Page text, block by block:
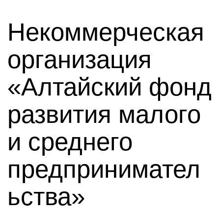
Некоммерческая
организация
«Алтайский фонд
развития малого
и среднего
предпринимател
ьства»